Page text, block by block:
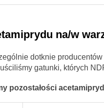
na/w
dotknie
gatunki, których
pozostałości